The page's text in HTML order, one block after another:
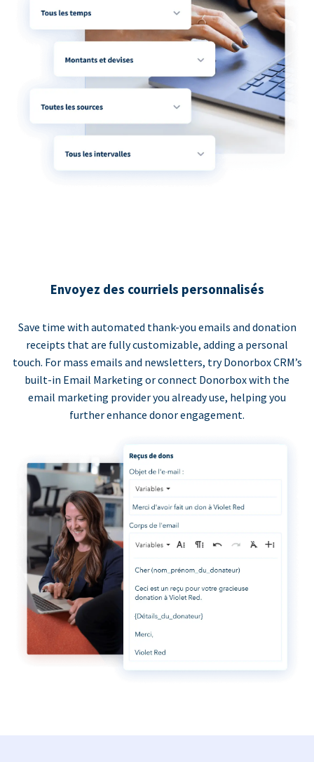
Envoyez des courriels personnalisés
Save time with automated thank-you emails and donation
receipts that are fully customizable, adding a personal
touch. For mass emails and newsletters, try Donorbox CRM’s
built-in Email Marketing or connect Donorbox with the
email marketing provider you already use, helping you
further enhance donor engagement.